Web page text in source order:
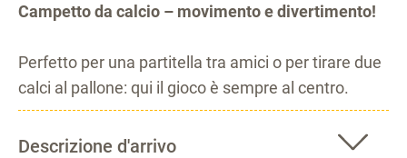
Campetto da calcio – movimento e divertimento!
Perfetto per una partitella tra amici o per tirare due
calci al pallone: qui il gioco è sempre al centro.
Descrizione d'arrivo